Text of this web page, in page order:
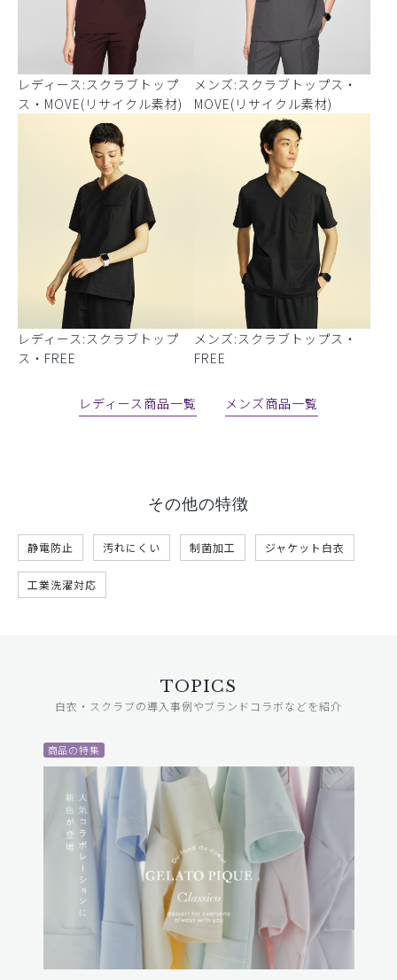
レディース:スクラブトップ
ス・MOVE(リサイクル素材)
メンズ:スクラブトップス・
MOVE(リサイクル素材)
レディース:スクラブトップ
ス・FREE
メンズ:スクラブトップス・
FREE
レディース商品一覧 メンズ商品一覧
その他の特徴
静電防止 汚れにくい 制菌加工 ジャケット白衣
工業洗濯対応
TOPICS
白衣・スクラブの導入事例やブランドコラボなどを紹介
商品の特集